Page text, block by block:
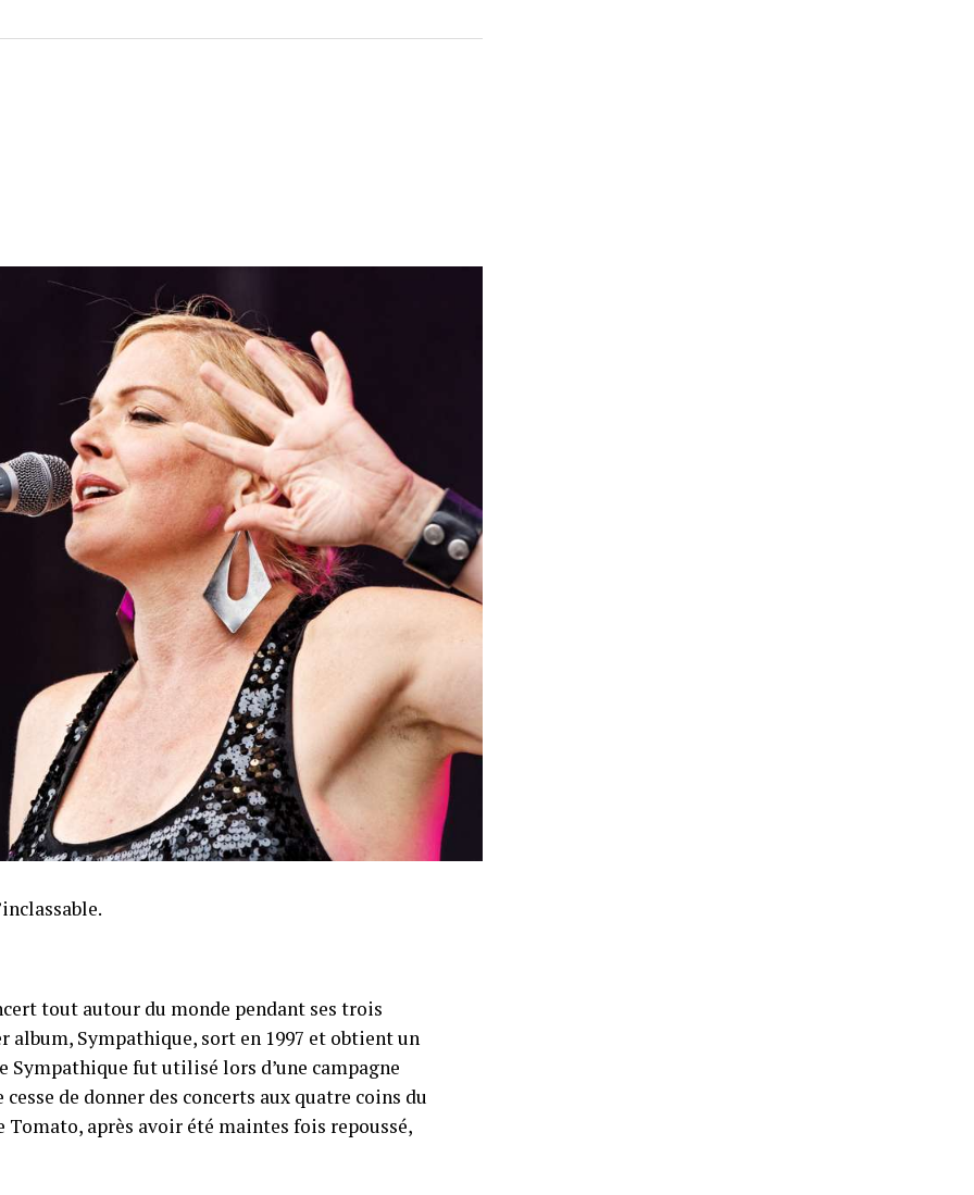
tout autour du monde pendant ses trois
album, Sympathique, sort en 1997 et obtient un
Sympathique fut utilisé lors d’une campagne
de donner des concerts aux quatre coins du
après avoir été maintes fois repoussé,